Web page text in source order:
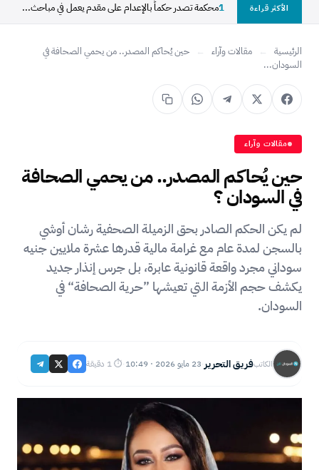
الأكثر قراءة 1محكمة تصدر حكماً بالإعدام على مقدم يعمل في مباحث...
الرئيسية ← مقالات وآراء ←
حين يُحاكم المصدر.. من يحمي الصحافة في
السودان...
مقالات وآراء
حين يُحاكم المصدر.. من يحمي الصحافة
في السودان ؟
لم يكن الحكم الصادر بحق الزميلة الصحفية رشان أوشي
بالسجن لمدة عام مع غرامة مالية قدرها عشرة ملايين جنيه
سوداني مجرد واقعة قانونية عابرة، بل جرس إنذار جديد
يكشف حجم الأزمة التي تعيشها ”حرية الصحافة“ في
السودان.
الكاتبفريق التحرير·23 مايو 2026 · 10:49 ·⏱ 1 دقيقة